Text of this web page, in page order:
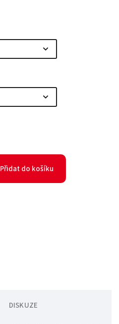
Přidat do košíku
DISKUZE